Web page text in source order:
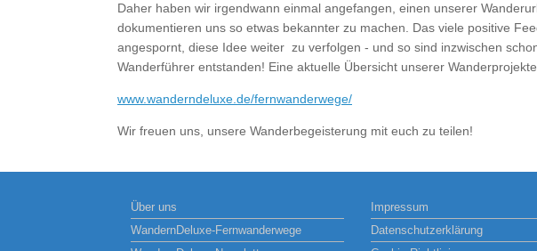
Daher haben wir irgendwann einmal angefangen, einen unserer
dokumentieren uns so etwas bekannter zu machen. Das viele positive
angespornt, diese Idee weiter zu verfolgen - und so sind inzwischen
Wanderführer entstanden! Eine aktuelle Übersicht unserer
www.wanderndeluxe.de/fernwanderwege/
Wir freuen uns, unsere Wanderbegeisterung mit euch zu teilen!
Über uns
WandernDeluxe-Fernwanderwege
Impressum
Datenschutzerklärung